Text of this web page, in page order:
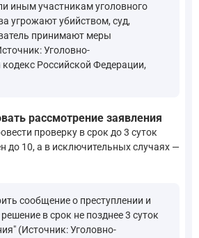
иным участникам уголовного
угрожают убийством, суд,
принимают меры
Уголовно-
Российской Федерации,
рассмотрение заявления
проверку в срок до 3 суток
до 10, а в исключительных случаях —
сообщение о преступлении и
в срок не позднее 3 суток
(Источник: Уголовно-